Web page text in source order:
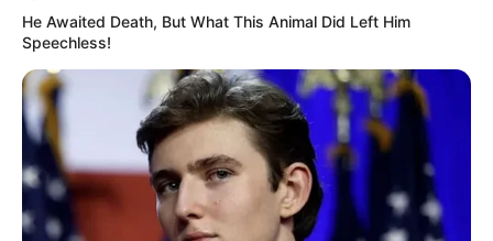
He Awaited Death, But What This Animal Did Left Him
Speechless!